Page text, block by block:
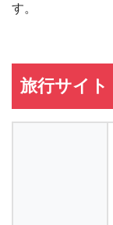
す。
旅行サイト